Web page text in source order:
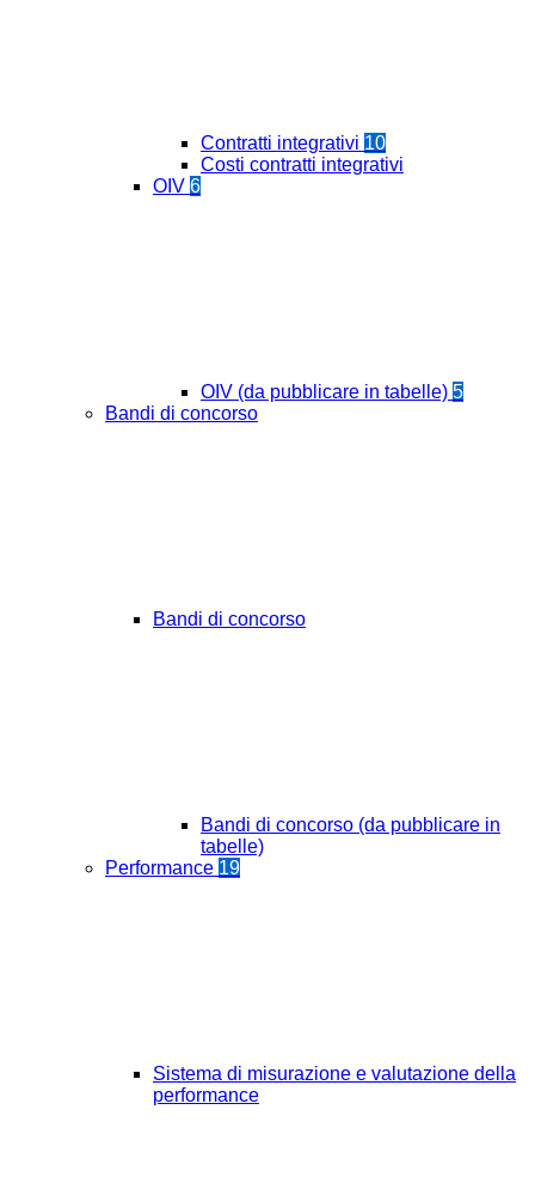
Contratti integrativi 10
Costi contratti integrativi
OIV 6
OIV (da pubblicare in tabelle) 5
Bandi di concorso
Bandi di concorso
Bandi di concorso (da pubblicare in
tabelle)
Performance 19
Sistema di misurazione e valutazione della
performance